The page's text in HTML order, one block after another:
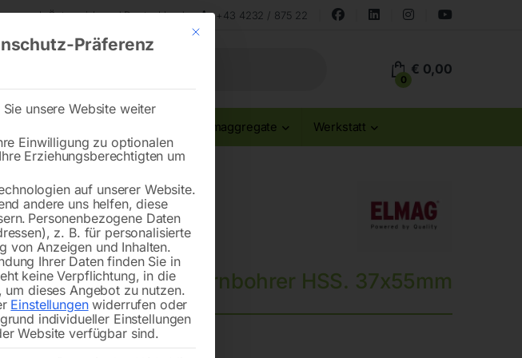
nach Österreich und Deutschland +43 4232 / 875 22
0
€ 0,00
Stromaggregate Werkstatt
Kernbohrer HSS. 37x55mm
Mit diesem Button wird der Dialog geschlossen. Seine Funktionalität ist
Präferenz
unsere Website weiter
Einwilligung zu optionalen
Erziehungsberechtigten um
auf unserer Website.
andere uns helfen, diese
Personenbezogene Daten
z. B. für personalisierte
von Anzeigen und Inhalten.
Ihrer Daten finden Sie in
keine Verpflichtung, in die
dieses Angebot zu nutzen.
Einstellungenwiderrufen oder
individueller Einstellungen
Website verfügbar sind.